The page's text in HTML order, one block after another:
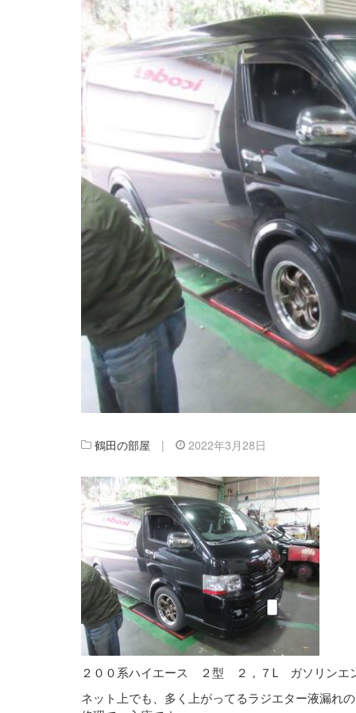
鶴田の部屋 | 2022年3月28日
２００系ハイエース ２型 ２，７L ガソリンエ
ネット上でも、多く上がってるラジエター液漏れの